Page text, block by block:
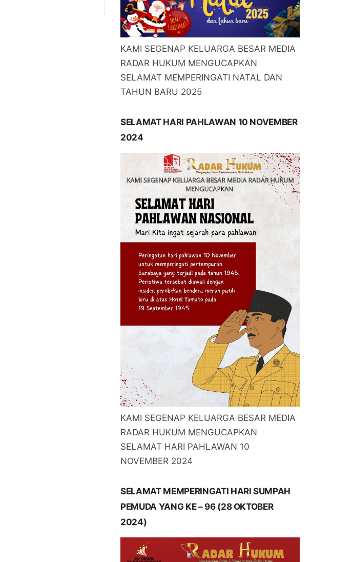
KAMI SEGENAP KELUARGA BESAR MEDIA
RADAR HUKUM MENGUCAPKAN
SELAMAT MEMPERINGATI NATAL DAN
TAHUN BARU 2025
SELAMAT HARI PAHLAWAN 10 NOVEMBER
2024
KAMI SEGENAP KELUARGA BESAR MEDIA
RADAR HUKUM MENGUCAPKAN
SELAMAT HARI PAHLAWAN 10
NOVEMBER 2024
SELAMAT MEMPERINGATI HARI SUMPAH
PEMUDA YANG KE – 96 (28 OKTOBER
2024)